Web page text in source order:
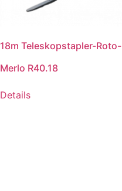
18m Teleskopstapler-Roto-
Merlo R40.18
Details